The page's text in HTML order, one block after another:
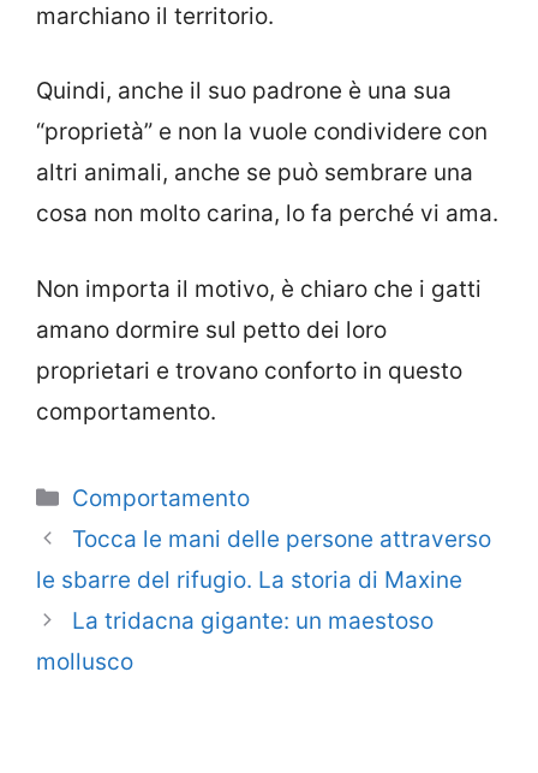
marchiano il territorio.
Quindi, anche il suo padrone è una sua
“proprietà” e non la vuole condividere con
altri animali, anche se può sembrare una
cosa non molto carina, lo fa perché vi ama.
Non importa il motivo, è chiaro che i gatti
amano dormire sul petto dei loro
proprietari e trovano conforto in questo
comportamento.
Categorie
Comportamento
Tocca le mani delle persone attraverso
le sbarre del rifugio. La storia di Maxine
La tridacna gigante: un maestoso
mollusco